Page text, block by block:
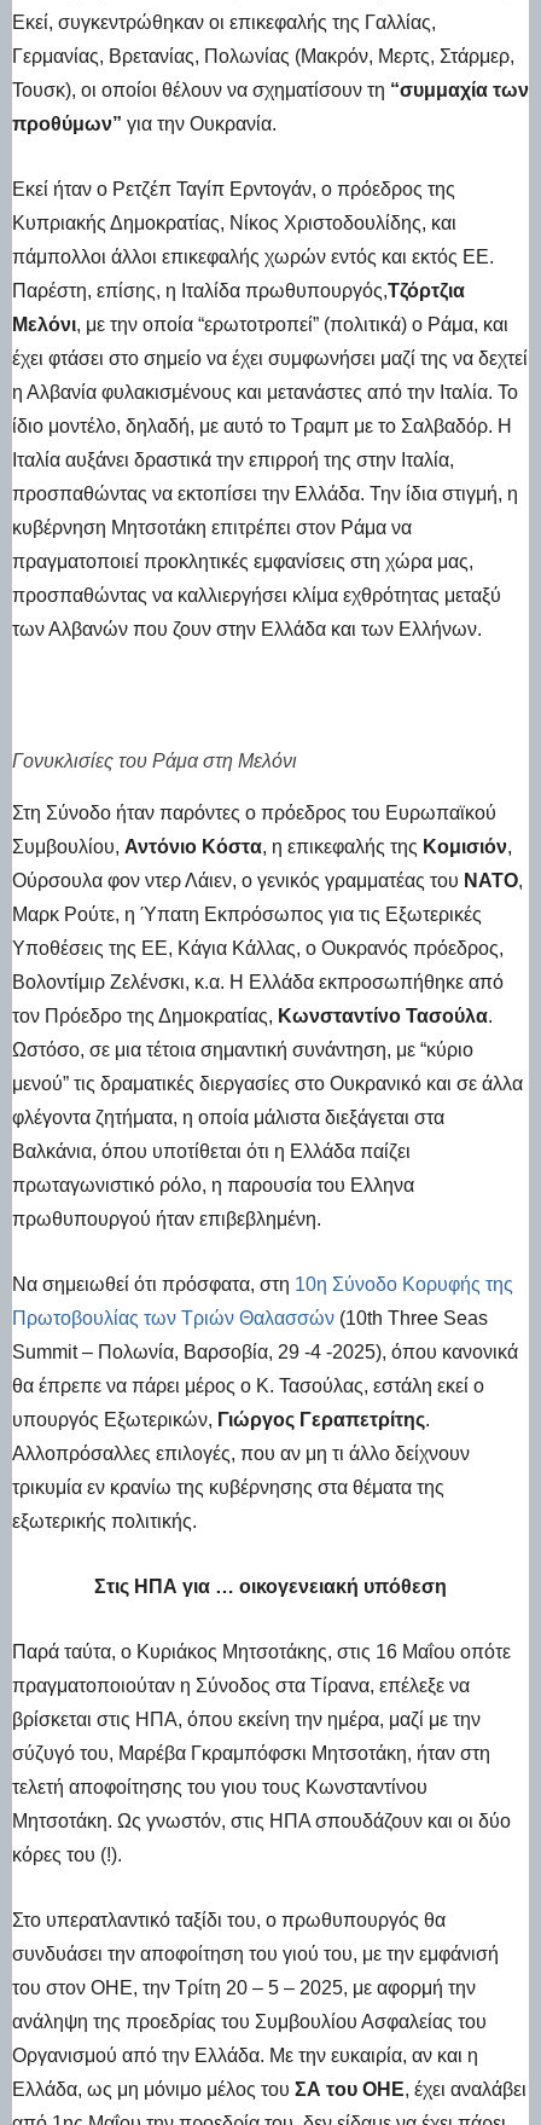
Εκεί, συγκεντρώθηκαν οι επικεφαλής της Γαλλίας,
Γερμανίας, Βρετανίας, Πολωνίας (Μακρόν, Μερτς, Στάρμερ,
Τουσκ), οι οποίοι θέλουν να σχηματίσουν τη “συμμαχία των
προθύμων” για την Ουκρανία.
Εκεί ήταν ο Ρετζέπ Ταγίπ Ερντογάν, ο πρόεδρος της
Κυπριακής Δημοκρατίας, Νίκος Χριστοδουλίδης, και
πάμπολλοι άλλοι επικεφαλής χωρών εντός και εκτός ΕΕ.
Παρέστη, επίσης, η Ιταλίδα πρωθυπουργός,Τζόρτζια
Μελόνι, με την οποία “ερωτοτροπεί” (πολιτικά) ο Ράμα, και
έχει φτάσει στο σημείο να έχει συμφωνήσει μαζί της να δεχτεί
η Αλβανία φυλακισμένους και μετανάστες από την Ιταλία. Το
ίδιο μοντέλο, δηλαδή, με αυτό το Τραμπ με το Σαλβαδόρ. Η
Ιταλία αυξάνει δραστικά την επιρροή της στην Ιταλία,
προσπαθώντας να εκτοπίσει την Ελλάδα. Την ίδια στιγμή, η
κυβέρνηση Μητσοτάκη επιτρέπει στον Ράμα να
πραγματοποιεί προκλητικές εμφανίσεις στη χώρα μας,
προσπαθώντας να καλλιεργήσει κλίμα εχθρότητας μεταξύ
των Αλβανών που ζουν στην Ελλάδα και των Ελλήνων.
Γονυκλισίες του Ράμα στη Μελόνι
Στη Σύνοδο ήταν παρόντες ο πρόεδρος του Ευρωπαϊκού
Συμβουλίου, Αντόνιο Κόστα, η επικεφαλής της Κομισιόν,
Ούρσουλα φον ντερ Λάιεν, ο γενικός γραμματέας του ΝΑΤΟ,
Μαρκ Ρούτε, η Ύπατη Εκπρόσωπος για τις Εξωτερικές
Υποθέσεις της ΕΕ, Κάγια Κάλλας, ο Ουκρανός πρόεδρος,
Βολοντίμιρ Ζελένσκι, κ.α. Η Ελλάδα εκπροσωπήθηκε από
τον Πρόεδρο της Δημοκρατίας, Κωνσταντίνο Τασούλα.
Ωστόσο, σε μια τέτοια σημαντική συνάντηση, με “κύριο
μενού” τις δραματικές διεργασίες στο Ουκρανικό και σε άλλα
φλέγοντα ζητήματα, η οποία μάλιστα διεξάγεται στα
Βαλκάνια, όπου υποτίθεται ότι η Ελλάδα παίζει
πρωταγωνιστικό ρόλο, η παρουσία του Ελληνα
πρωθυπουργού ήταν επιβεβλημένη.
Να σημειωθεί ότι πρόσφατα, στη 10η Σύνοδο Κορυφής της
Πρωτοβουλίας των Τριών Θαλασσών (10th Three Seas
Summit – Πολωνία, Βαρσοβία, 29 -4 -2025), όπου κανονικά
θα έπρεπε να πάρει μέρος ο Κ. Τασούλας, εστάλη εκεί ο
υπουργός Εξωτερικών, Γιώργος Γεραπετρίτης.
Αλλοπρόσαλλες επιλογές, που αν μη τι άλλο δείχνουν
τρικυμία εν κρανίω της κυβέρνησης στα θέματα της
εξωτερικής πολιτικής.
Στις ΗΠΑ για … οικογενειακή υπόθεση
Παρά ταύτα, ο Κυριάκος Μητσοτάκης, στις 16 Μαΐου οπότε
πραγματοποιούταν η Σύνοδος στα Τίρανα, επέλεξε να
βρίσκεται στις ΗΠΑ, όπου εκείνη την ημέρα, μαζί με την
σύζυγό του, Μαρέβα Γκραμπόφσκι Μητσοτάκη, ήταν στη
τελετή αποφοίτησης του γιου τους Κωνσταντίνου
Μητσοτάκη. Ως γνωστόν, στις ΗΠΑ σπουδάζουν και οι δύο
κόρες του (!).
Στο υπερατλαντικό ταξίδι του, ο πρωθυπουργός θα
συνδυάσει την αποφοίτηση του γιού του, με την εμφάνισή
του στον ΟΗΕ, την Τρίτη 20 – 5 – 2025, με αφορμή την
ανάληψη της προεδρίας του Συμβουλίου Ασφαλείας του
Οργανισμού από την Ελλάδα. Με την ευκαιρία, αν και η
Ελλάδα, ως μη μόνιμο μέλος του ΣΑ του ΟΗΕ, έχει αναλάβει